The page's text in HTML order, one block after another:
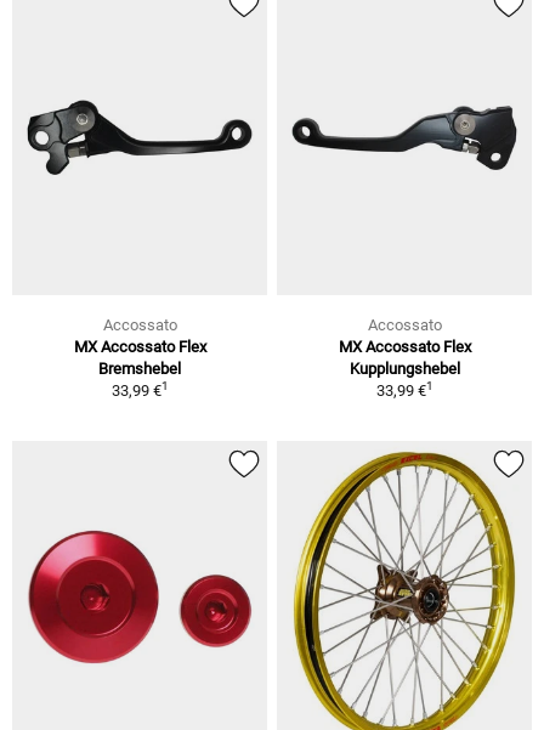
Accossato
MX Accossato Flex
Bremshebel
33,99 €1
Accossato
MX Accossato Flex
Kupplungshebel
33,99 €1